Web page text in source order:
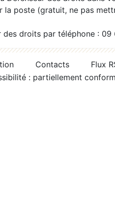
la poste (gratuit, ne pas
des droits par téléphone :
Contacts
Flux
: partiellement